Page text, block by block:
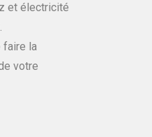
et électricité
faire la
votre